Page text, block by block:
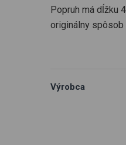
Popruh má dĺžku
originálny spôsob
Výrobca